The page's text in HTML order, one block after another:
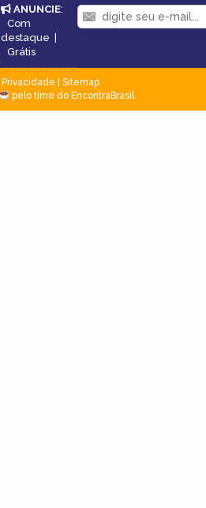
ANUNCIE:
Com
destaque |
Grátis
Privacidade
Sitemap
pelo time do EncontraBrasil